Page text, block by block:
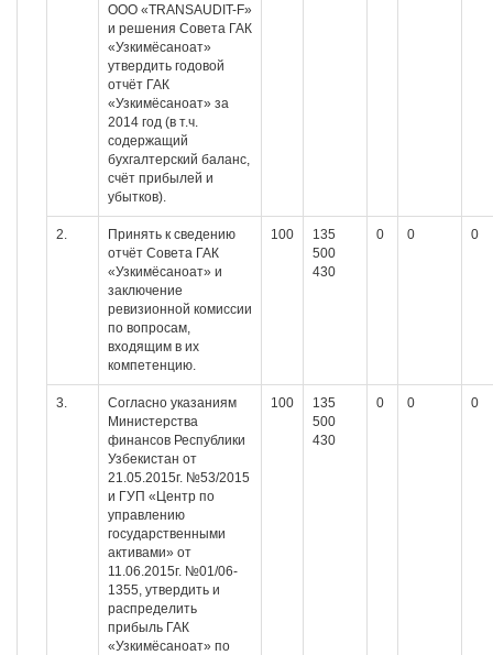
ООО «TRANSAUDIT-F»
и решения Совета ГАК
«Узкимёсаноат»
утвердить годовой
отчёт ГАК
«Узкимёсаноат» за
2014 год (в т.ч.
содержащий
бухгалтерский баланс,
счёт прибылей и
убытков).
2.
Принять к сведению
отчёт Совета ГАК
«Узкимёсаноат» и
заключение
ревизионной комиссии
по вопросам,
входящим в их
компетенцию.
100
135
500
430
0 0 0
3.
Согласно указаниям
Министерства
финансов Республики
Узбекистан от
21.05.2015г. №53/2015
и ГУП «Центр по
управлению
государственными
активами» от
11.06.2015г. №01/06-
1355, утвердить и
распределить
прибыль ГАК
«Узкимёсаноат» по
100
135
500
430
0 0 0